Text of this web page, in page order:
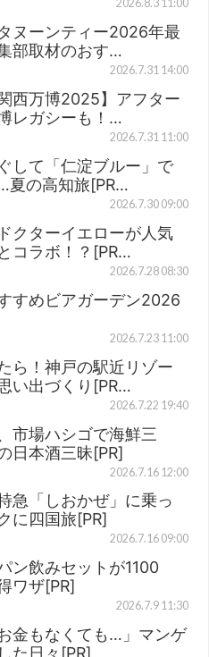
2026.8.3 11:00
ヌーンティー2026年最
部取材のおす…
2026.7.31 14:00
西万博2025】アフター
レガシーも！…
2026.7.31 11:00
して「仁淀ブルー」で
夏の高知旅[PR…
2026.7.30 09:00
クターイエローが人気
コラボ！？[PR…
2026.7.28 08:30
すめビアガーデン2026
2026.7.23 11:00
ら！神戸の駅近リゾー
い出づくり[PR…
2026.7.22 19:40
市場ハシゴで海鮮三
日本酒三昧[PR]
2026.7.16 12:00
急「しおかぜ」に乗っ
に四国旅[PR]
2026.7.16 09:00
ン飲みセットが1100
ワザ[PR]
2026.7.9 11:30
金もなくても…」マンゲ
た日々[PR]